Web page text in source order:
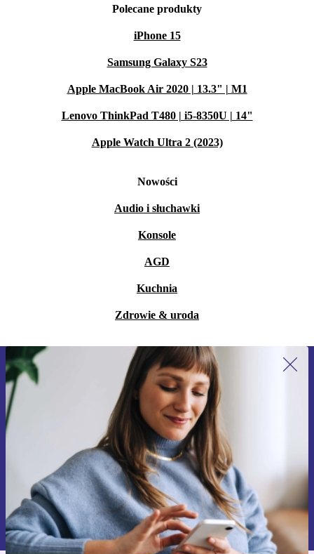
Polecane produkty
iPhone 15
Samsung Galaxy S23
Apple MacBook Air 2020 | 13.3" | M1
Lenovo ThinkPad T480 | i5-8350U | 14"
Apple Watch Ultra 2 (2023)
Nowości
Audio i słuchawki
Konsole
AGD
Kuchnia
Zdrowie & uroda
Zapisz się na nasz newsletter!
Nie przegap żadnej oferty.
Zarejestruj się
Informacje na temat używania danych osobowych znajdują się w
naszej
Polityce prywatności